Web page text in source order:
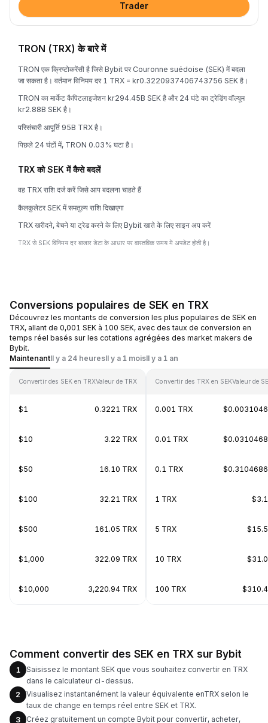
Trader
TRON (TRX) के बारे में
TRON एक क्रिप्टोकरेंसी है जिसे Bybit पर Couronne suédoise (SEK) में बदला
जा सकता है। वर्तमान विनिमय दर 1 TRX = kr0.3220937406743756 SEK है।
TRON का मार्केट कैपिटलाइजेशन kr294.45B SEK है और 24 घंटे का ट्रेडिंग वॉल्यूम
kr2.88B SEK है।
परिसंचारी आपूर्ति 95B TRX है।
पिछले 24 घंटों में, TRON 0.03% घटा है।
TRX को SEK में कैसे बदलें
वह TRX राशि दर्ज करें जिसे आप बदलना चाहते हैं
कैलकुलेटर SEK में समतुल्य राशि दिखाएगा
TRX खरीदने, बेचने या ट्रेड करने के लिए Bybit खाते के लिए साइन अप करें
TRX से SEK विनिमय दर बाजार डेटा के आधार पर वास्तविक समय में अपडेट होती है।
Conversions populaires de SEK en TRX
Découvrez les montants de conversion les plus populaires de SEK en
TRX, allant de 0,001 SEK à 100 SEK, avec des taux de conversion en
temps réel basés sur les cotations agrégées des market makers de
Bybit.
MaintenantIl y a 24 heuresIl y a 1 moisIl y a 1 an
Convertir des SEK en TRXValeur de TRX
$1 0.3221 TRX
$10 3.22 TRX
$50 16.10 TRX
$100 32.21 TRX
$500 161.05 TRX
$1,000 322.09 TRX
$10,000 3,220.94 TRX
Convertir des TRX en SEKValeur de
0.001 TRX
0.01 TRX
0.1 TRX
1 TRX
5 TRX
10 TRX
100 TRX
Comment convertir des SEK en TRX sur Bybit
1
Saisissez le montant SEK que vous souhaitez convertir en TRX
dans le calculateur ci-dessus.
2
Visualisez instantanément la valeur équivalente enTRX selon le
taux de change en temps réel entre SEK et TRX.
3
Créez gratuitement un compte Bybit pour convertir, acheter,